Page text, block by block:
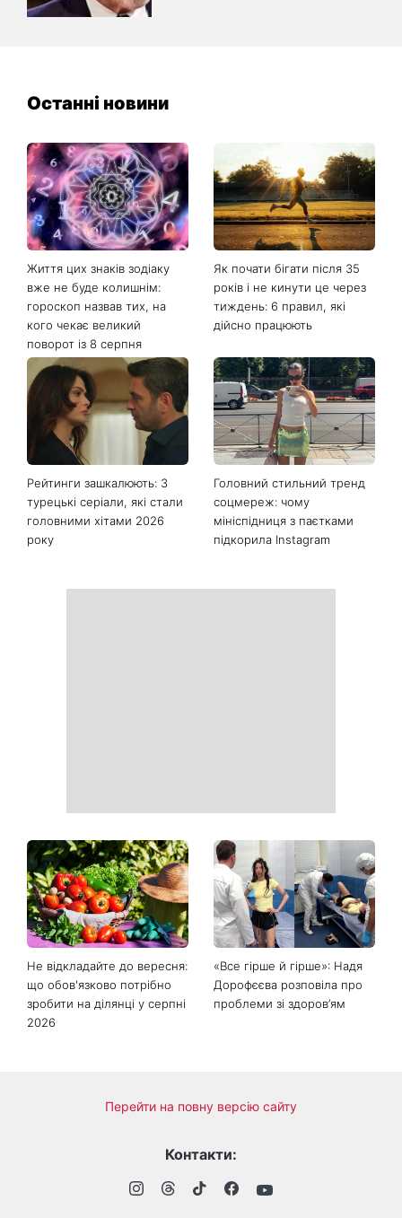
Останні новини
Життя цих знаків зодіаку
вже не буде колишнім:
гороскоп назвав тих, на
кого чекає великий
поворот із 8 серпня
Як почати бігати після 35
років і не кинути це через
тиждень: 6 правил, які
дійсно працюють
Рейтинги зашкалюють: 3
турецькі серіали, які стали
головними хітами 2026
року
Головний стильний тренд
соцмереж: чому
мініспідниця з паєтками
підкорила Instagram
Не відкладайте до вересня:
що обов'язково потрібно
зробити на ділянці у серпні
2026
«Все гірше й гірше»: Надя
Дорофєєва розповіла про
проблеми зі здоров’ям
Перейти на повну версію сайту
Контакти: